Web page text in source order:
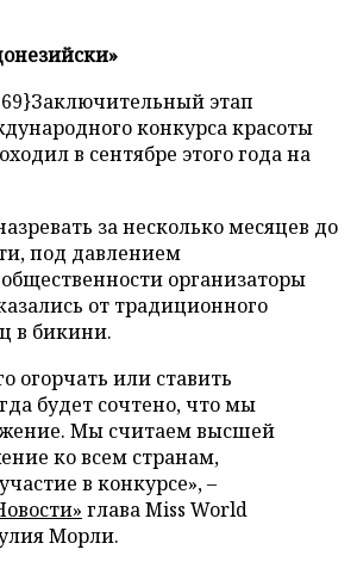
этап
конкурса красоты
в сентябре этого года на
за несколько месяцев до
под давлением
организаторы
от традиционного
в бикини.
огорчать или ставить
будет сочтено, что мы
Мы считаем высшей
ко всем странам,
в конкурсе», –
глава Miss World
Морли.